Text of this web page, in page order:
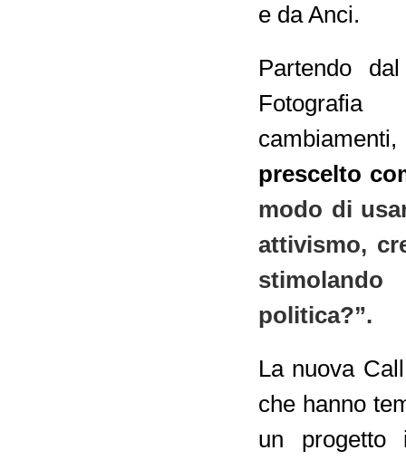
e da Anci.
Partendo
prescelto
modo di
attivismo,
politica?”.
La nuova
che hanno
un progetto